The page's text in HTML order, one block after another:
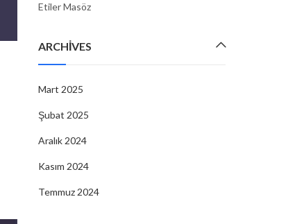
Etiler Masöz
ARCHIVES
Mart 2025
Şubat 2025
Aralık 2024
Kasım 2024
Temmuz 2024